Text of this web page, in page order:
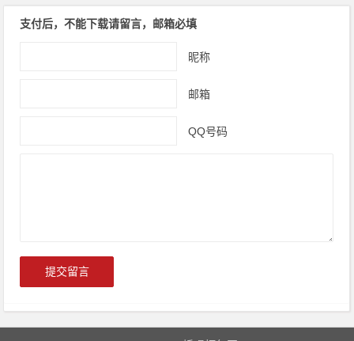
支付后，不能下载请留言，邮箱必填
昵称
邮箱
QQ号码